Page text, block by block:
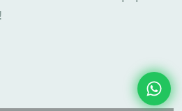
in a new window
Chat